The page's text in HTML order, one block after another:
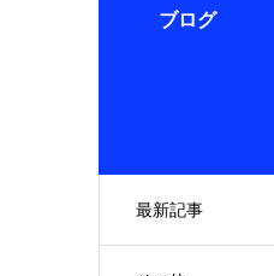
ブログ
最新記事